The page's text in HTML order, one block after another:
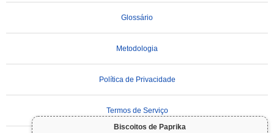
Biscoitos de Paprika
Glossário
Metodologia
Política de Privacidade
Termos de Serviço